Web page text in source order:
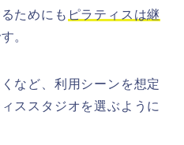
ためにも ピラティスは継
。
など、利用シーンを想定
ススタジオを選ぶように